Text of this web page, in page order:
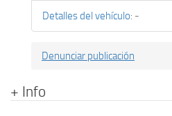
Detalles del vehículo: -
Denunciar publicación
+ Info